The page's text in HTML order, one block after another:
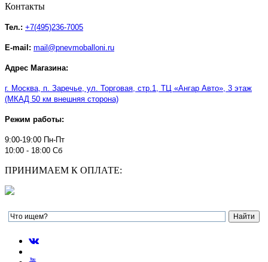
Контакты
Тел.: +7(495)236-7005
E-mail: mail@pnevmoballoni.ru
Адрес Магазина:
г. Москва, п. Заречье, ул. Торговая, стр.1, ТЦ «Ангар Авто» , 3 этаж
(МКАД 50 км внешняя сторона)
Режим работы:
9:00-19:00 Пн-Пт
10:00 - 18:00 Сб
ПРИНИМАЕМ К ОПЛАТЕ: